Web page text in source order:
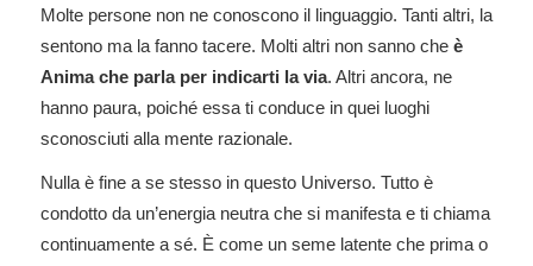
Molte persone non ne conoscono il linguaggio. Tanti altri, la
sentono ma la fanno tacere. Molti altri non sanno che è
Anima che parla per indicarti la via. Altri ancora, ne
hanno paura, poiché essa ti conduce in quei luoghi
sconosciuti alla mente razionale.
Nulla è fine a se stesso in questo Universo. Tutto è
condotto da un’energia neutra che si manifesta e ti chiama
continuamente a sé. È come un seme latente che prima o